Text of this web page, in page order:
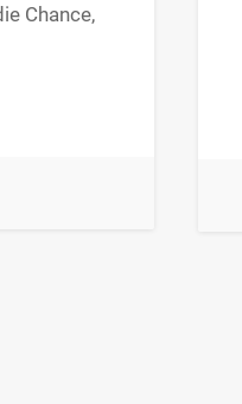
Chance,